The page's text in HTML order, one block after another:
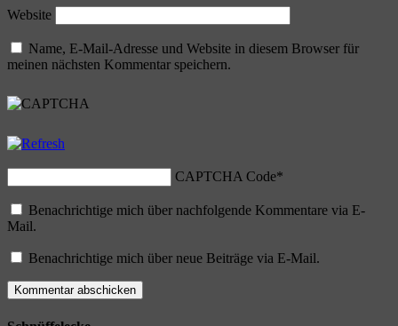
Website
Name, E-Mail-Adresse und Website in diesem Browser für
meinen nächsten Kommentar speichern.
CAPTCHA Code*
Benachrichtige mich über nachfolgende Kommentare via E-
Mail.
Benachrichtige mich über neue Beiträge via E-Mail.